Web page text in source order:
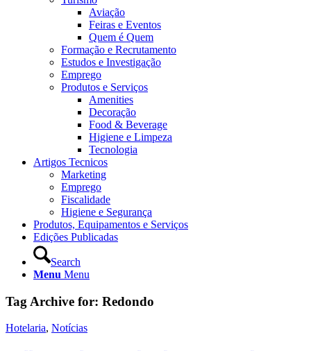
Aviação
Feiras e Eventos
Quem é Quem
Formação e Recrutamento
Estudos e Investigação
Emprego
Produtos e Serviços
Amenities
Decoração
Food & Beverage
Higiene e Limpeza
Tecnologia
Artigos Tecnicos
Marketing
Emprego
Fiscalidade
Higiene e Segurança
Produtos, Equipamentos e Serviços
Edições Publicadas
Search
Menu Menu
Tag Archive for: Redondo
Hotelaria, Notícias